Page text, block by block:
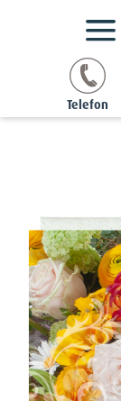
Telefon
chic | 9 x 17 cm